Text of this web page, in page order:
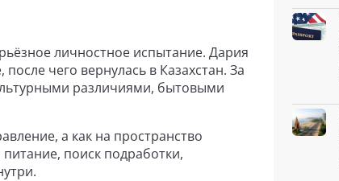
личностное испытание. Дария
чего вернулась в Казахстан. За
различиями, бытовыми
а как на пространство
поиск подработки,